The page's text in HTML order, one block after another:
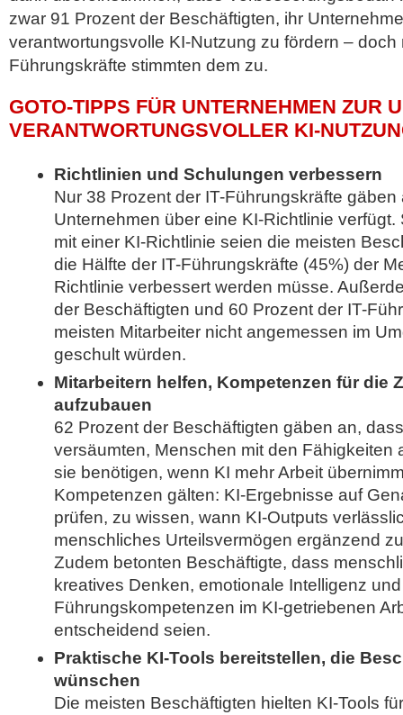
zwar 91 Prozent der Beschäftigten, ihr
verantwortungsvolle KI-Nutzung zu fördern – doch
Führungskräfte stimmten dem zu.
GOTO-TIPPS FÜR UNTERNEHMEN ZUR
VERANTWORTUNGSVOLLER KI-
Richtlinien und Schulungen verbessern
Nur 38 Prozent der IT-Führungskräfte gäben
Unternehmen über eine KI-Richtlinie
mit einer KI-Richtlinie seien die meisten
die Hälfte der IT-Führungskräfte (45%) der
Richtlinie verbessert werden müsse.
der Beschäftigten und 60 Prozent der IT-
meisten Mitarbeiter nicht angemessen im
geschult würden.
Mitarbeitern helfen, Kompetenzen für die
aufzubauen
62 Prozent der Beschäftigten gäben an,
versäumten, Menschen mit den Fähigkeiten
sie benötigen, wenn KI mehr Arbeit
Kompetenzen gälten: KI-Ergebnisse auf
prüfen, zu wissen, wann KI-Outputs
menschliches Urteilsvermögen ergänzend
Zudem betonten Beschäftigte, dass
kreatives Denken, emotionale Intelligenz und
Führungskompetenzen im KI-getriebenen
entscheidend seien.
Praktische KI-Tools bereitstellen, die
wünschen
Die meisten Beschäftigten hielten KI-Tools